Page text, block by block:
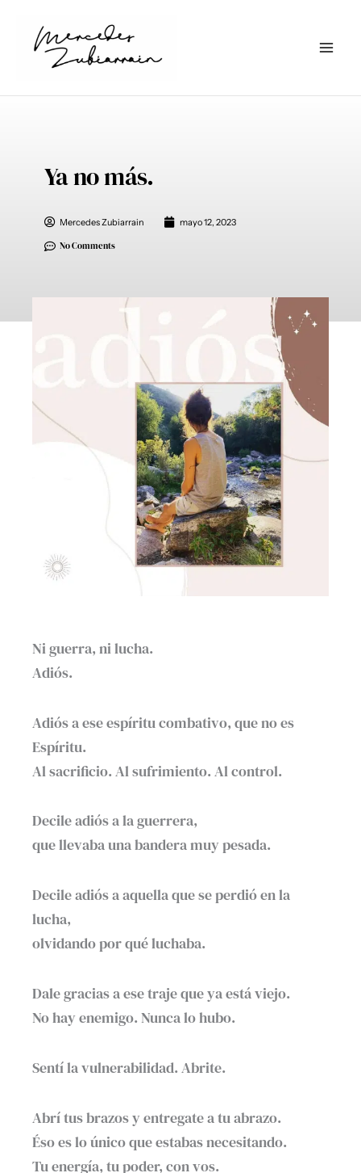
contenido
Ya no más.
Mercedes Zubiarrain mayo 12, 2023
No Comments
Ni guerra, ni lucha.
Adiós.
Adiós a ese espíritu combativo, que no es
Espíritu.
Al sacrificio. Al sufrimiento. Al control.
Decile adiós a la guerrera,
que llevaba una bandera muy pesada.
Decile adiós a aquella que se perdió en la
lucha,
olvidando por qué luchaba.
Dale gracias a ese traje que ya está viejo.
No hay enemigo. Nunca lo hubo.
Sentí la vulnerabilidad. Abrite.
Abrí tus brazos y entregate a tu abrazo.
Éso es lo único que estabas necesitando.
Tu energía, tu poder, con vos.